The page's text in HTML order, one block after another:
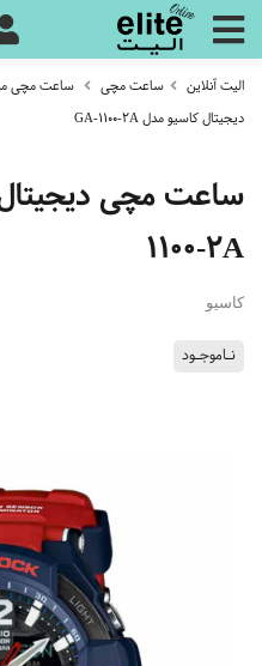
الیت آنلاین ساعت مچی ساعت مچی
دیجیتال کاسیو مدل GA-1100-2A
1100-2A
کاسیو
نـاموجـود